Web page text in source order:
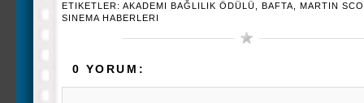
ETIKETLER: AKADEMI BAĞLILIK ÖDÜLÜ BAFTA
MARTIN
SINEMA HABERLERI
0 YORUM: